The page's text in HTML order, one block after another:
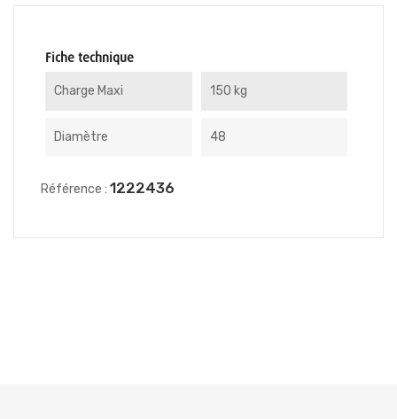
Fiche technique
Charge Maxi 150 kg
Diamètre 48
Référence : 1222436